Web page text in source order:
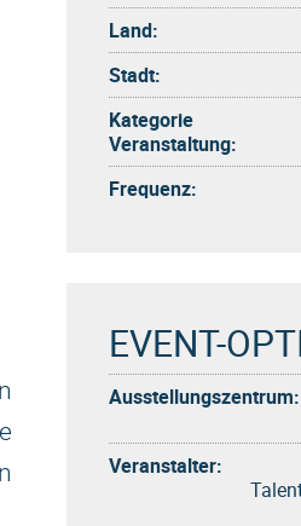
Land:
Stadt:
Kategorie
Veranstaltung:
Frequenz:
EVENT-
Ausstellungszentrum:
Veranstalter: